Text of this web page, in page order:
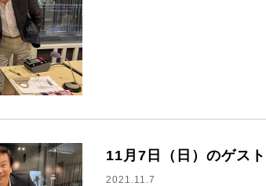
11月7日（日）のゲス
2021.11.7